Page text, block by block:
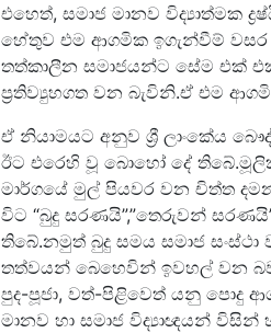
එහෙත්, සමාජ මානව විද්‍යාත්මක
හේතුව එම ආගමික ඉගැන්වීම් වසර
තත්කාලීන සමාජයන්ට සේම එක්
ප්‍රතිව්‍යුහගත වන බැවිනි.ඒ එම
ඒ නියාමයට අනුව ශ්‍රී ලාංකේය
ඊට එරෙහි වූ බොහෝ දේ
මාර්ගයේ මුල් පියවර වන චිත්ත
විට “බුදු සරණයි”,”තෙරුවන්
තිබේ.නමුත් බුදු සමය සමාජ
තත්වයන් බෙහෙවින් ඉවහල් වන
පුද-පූජා, වත්-පිළිවෙත් යනු පොදු
මානව හා සමාජ විද්‍යාඥයන්